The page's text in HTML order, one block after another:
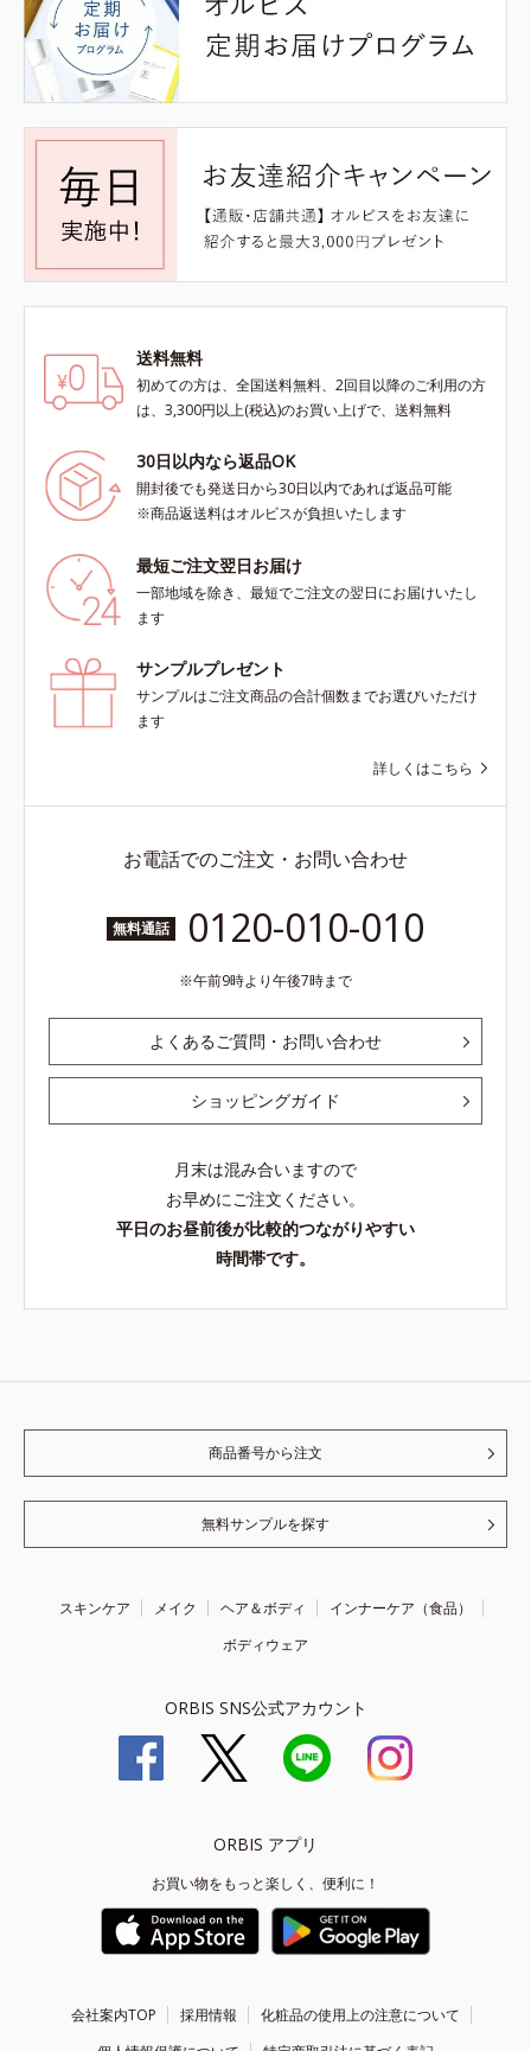
送料無料
初めての方は、全国送料無料、2回目以降のご利用の方
は、3,300円以上(税込)のお買い上げで、送料無料
30日以内なら返品OK
開封後でも発送日から30日以内であれば返品可能
※商品返送料はオルビスが負担いたします
最短ご注文翌日お届け
一部地域を除き、最短でご注文の翌日にお届けいたし
ます
サンプルプレゼント
サンプルはご注文商品の合計個数までお選びいただけ
ます
詳しくはこちら
お電話でのご注文・お問い合わせ
無料通話 0120-010-010
午前9時より午後7時まで
よくあるご質問・お問い合わせ
ショッピングガイド
月末は混み合いますので
お早めにご注文ください。
平日のお昼前後が比較的つながりやすい
時間帯です。
商品番号から注文
無料サンプルを探す
スキンケア メイク ヘア＆ボディ
インナーケア（食品）
ボディウェア
ORBIS SNS公式アカウント
ORBIS アプリ
お買い物をもっと楽しく、便利に！
会社案内TOP 採用情報
化粧品の使用上の注意について